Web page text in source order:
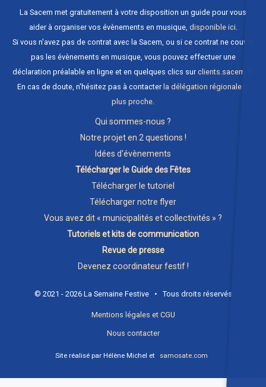
La Sacem met gratuitement à votre disposition un guide pour vous
aider à organiser vos évènements en musique, disponible ici.
Si vous n'avez pas de contrat avec la Sacem, ou si ce contrat ne couvre
pas les évènements en musique, vous pouvez effectuer une
déclaration préalable en ligne et en quelques clics surclients.sacem.fr
En cas de doute, n'hésitez pas à contacter la délégation régionale la
plus proche
Qui sommes-nous ?
Notre projet en 2 questions !
Idées d'évènements
Télécharger le Guide des Fêtes
Télécharger le tutoriel
Télécharger notre flyer
Vous avez dit « municipalités et collectivités » ?
Tutoriels et kits de communication
Revue de presse
Devenez coordinateur festif !
© 2021 - 2026 La Semaine Festive • Tous droits réservés
Mentions légales et CGU
Nous contacter
Site réalisé par Hélène Michel et samosate.com